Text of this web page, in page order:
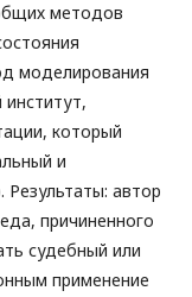
методов
моделирования
который
и
Результаты: автор
причиненного
судебный или
применение